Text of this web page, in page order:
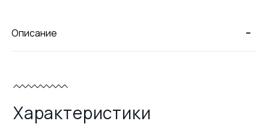
-
Описание
Характеристики